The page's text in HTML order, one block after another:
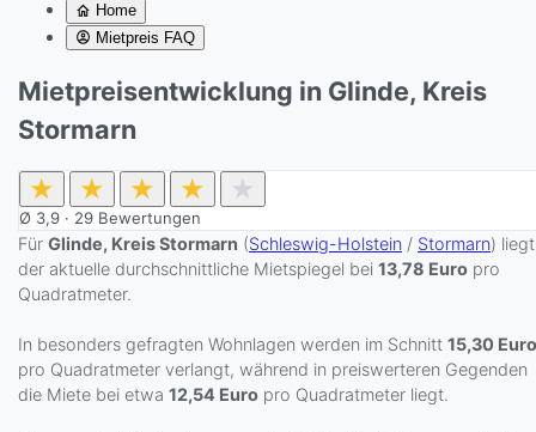
Home
Mietpreis FAQ
Mietpreisentwicklung in Glinde, Kreis
Stormarn
★ ★ ★ ★ ★
Ø 3,9 · 29 Bewertungen
Für Glinde, Kreis Stormarn (Schleswig-Holstein / Stormarn) liegt
der aktuelle durchschnittliche Mietspiegel bei 13,78 Euro pro
Quadratmeter.
In besonders gefragten Wohnlagen werden im Schnitt 15,30 Euro
pro Quadratmeter verlangt, während in preiswerteren Gegenden
die Miete bei etwa 12,54 Euro pro Quadratmeter liegt.